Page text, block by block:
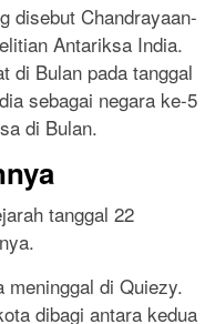
disebut Chandrayaan-
Antariksa India.
di Bulan pada tanggal
sebagai negara ke-5
di Bulan.
tanggal 22
di Quiezy.
dibagi antara kedua